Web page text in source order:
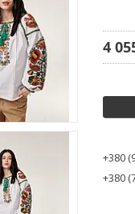
4
+380
+380